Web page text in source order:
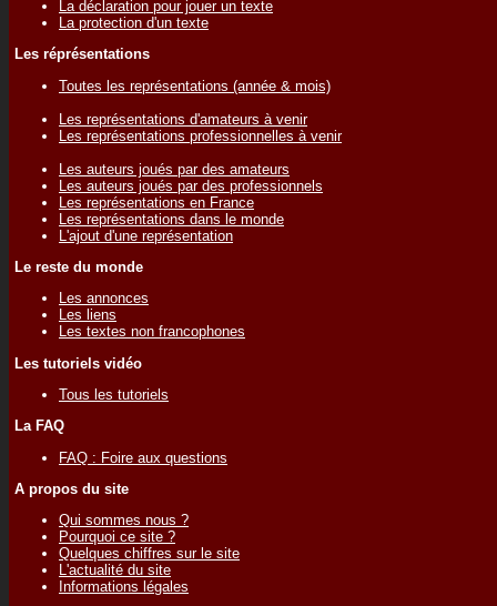
La déclaration pour jouer un texte
La protection d'un texte
Les réprésentations
Toutes les représentations (année & mois)
Les représentations d'amateurs à venir
Les représentations professionnelles à venir
Les auteurs joués par des amateurs
Les auteurs joués par des professionnels
Les représentations en France
Les représentations dans le monde
L'ajout d'une représentation
Le reste du monde
Les annonces
Les liens
Les textes non francophones
Les tutoriels vidéo
Tous les tutoriels
La FAQ
FAQ : Foire aux questions
A propos du site
Qui sommes nous ?
Pourquoi ce site ?
Quelques chiffres sur le site
L'actualité du site
Informations légales